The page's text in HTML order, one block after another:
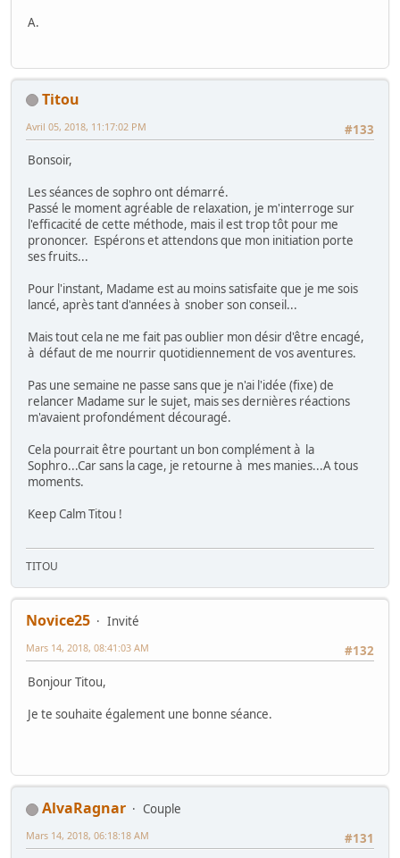
A.
Titou
#133
Avril 05, 2018, 11:17:02 PM
Bonsoir,
Les séances de sophro ont démarré.
Passé le moment agréable de relaxation, je m'interroge sur
l'efficacité de cette méthode, mais il est trop tôt pour me
prononcer. Espérons et attendons que mon initiation porte
ses fruits...
Pour l'instant, Madame est au moins satisfaite que je me sois
lancé, après tant d'années à snober son conseil...
Mais tout cela ne me fait pas oublier mon désir d'être encagé,
à défaut de me nourrir quotidiennement de vos aventures.
Pas une semaine ne passe sans que je n'ai l'idée (fixe) de
relancer Madame sur le sujet, mais ses dernières réactions
m'avaient profondément découragé.
Cela pourrait être pourtant un bon complément à la
Sophro...Car sans la cage, je retourne à mes manies...A tous
moments.
Keep Calm Titou !
TITOU
Novice25
Invité
#132
Mars 14, 2018, 08:41:03 AM
Bonjour Titou,
Je te souhaite également une bonne séance.
AlvaRagnar
Couple
#131
Mars 14, 2018, 06:18:18 AM